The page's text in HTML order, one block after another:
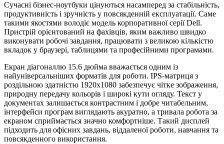
Сучасні бізнес-ноутбуки цінуються насамперед за стабільність,
продуктивність і зручність у повсякденній експлуатації. Саме
такими якостями володіє модель корпоративної серії Dell.
Пристрій орієнтований на фахівців, яким важливо швидко
виконувати робочі завдання, працювати з великою кількістю
вкладок у браузері, таблицями та професійними програмами.
Екран діагоналлю 15.6 дюйма вважається одним із
найуніверсальніших форматів для роботи. IPS-матриця з
роздільною здатністю 1920x1080 забезпечує чітке зображення,
природну передачу кольорів і широкі кути огляду. Текст у
документах залишається контрастним і добре читабельним,
інтерфейси програм виглядають акуратно, а тривала робота за
екраном сприймається значно комфортніше. Такий дисплей
підходить для офісних завдань, віддаленої роботи, навчання та
повсякденного використання.